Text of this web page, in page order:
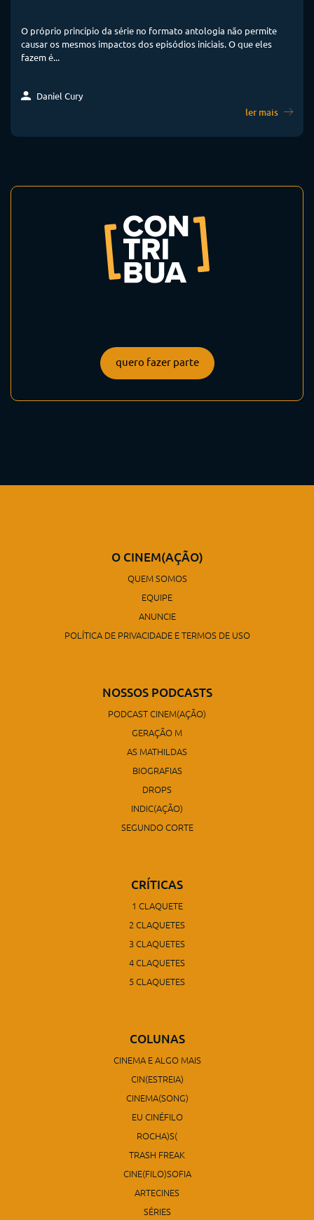
O próprio princípio da série no formato antologia não permite
causar os mesmos impactos dos episódios iniciais. O que eles
fazem é...
Daniel Cury
ler mais
quero fazer parte
O CINEM(AÇÃO)
QUEM SOMOS
EQUIPE
ANUNCIE
POLÍTICA DE PRIVACIDADE E TERMOS DE USO
NOSSOS PODCASTS
PODCAST CINEM(AÇÃO)
GERAÇÃO M
AS MATHILDAS
BIOGRAFIAS
DROPS
INDIC(AÇÃO)
SEGUNDO CORTE
CRÍTICAS
1 CLAQUETE
2 CLAQUETES
3 CLAQUETES
4 CLAQUETES
5 CLAQUETES
COLUNAS
CINEMA E ALGO MAIS
CIN(ESTREIA)
CINEMA(SONG)
EU CINÉFILO
ROCHA)S(
TRASH FREAK
CINE(FILO)SOFIA
ARTECINES
SÉRIES